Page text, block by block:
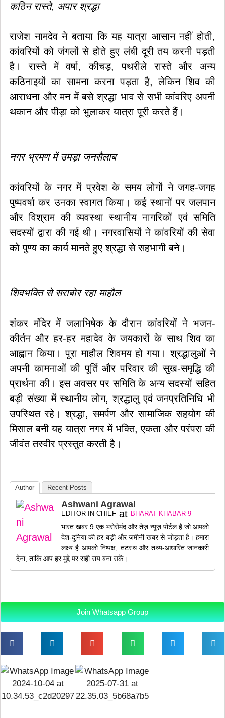
कठिन रास्ते, अपार श्रद्धा
राजेश नामदेव ने बताया कि यह यात्रा आसान नहीं होती,
कांवरियों को जंगलों से होते हुए लंबी दूरी तय करनी पड़ती
है। रास्ते में वर्षा, कीचड़, पथरीले रास्ते और अन्य
कठिनाइयों का सामना करना पड़ता है, लेकिन शिव की
आराधना और मन में बसे श्रद्धा भाव से सभी कांवरिए अपनी
थकान और पीड़ा को भुलाकर यात्रा पूरी करते हैं।
नगर भ्रमण में उमड़ा जनसैलाब
कांवरियों के नगर में प्रवेश के समय लोगों ने जगह-जगह
पुष्पवर्षा कर उनका स्वागत किया। कई स्थानों पर जलपान
और विश्राम की व्यवस्था स्थानीय नागरिकों एवं समिति
सदस्यों द्वारा की गई थी। नगरवासियों ने कांवरियों की सेवा
को पुण्य का कार्य मानते हुए श्रद्धा से सहभागी बने।
शिवभक्ति से सराबोर रहा माहौल
शंकर मंदिर में जलाभिषेक के दौरान कांवरियों ने भजन-
कीर्तन और हर-हर महादेव के जयकारों के साथ शिव का
आह्वान किया। पूरा माहौल शिवमय हो गया। श्रद्धालुओं ने
अपनी कामनाओं की पूर्ति और परिवार की सुख-समृद्धि की
प्रार्थना की। इस अवसर पर समिति के अन्य सदस्यों सहित
बड़ी संख्या में स्थानीय लोग, श्रद्धालु एवं जनप्रतिनिधि भी
उपस्थित रहे। श्रद्धा, समर्पण और सामाजिक सहयोग की
मिसाल बनी यह यात्रा नगर में भक्ति, एकता और परंपरा की
जीवंत तस्वीर प्रस्तुत करती है।
Author Recent Posts
Ashwani Agrawal
EDITOR IN CHIEF at BHARAT KHABAR 9
भारत खबर 9 एक भरोसेमंद और तेज़ न्यूज़ पोर्टल है जो आपको
देश-दुनिया की हर बड़ी और ज़मीनी खबर से जोड़ता है। हमारा
लक्ष्य है आपको निष्पक्ष, तटस्थ और तथ्य-आधारित जानकारी
देना, ताकि आप हर मुद्दे पर सही राय बना सकें।
Join Whatsapp Group